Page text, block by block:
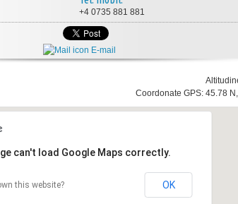
+4 0735 881 881
E-mail
Coordonate GPS: 45.78
can't load Google Maps correctly.
this website? OK